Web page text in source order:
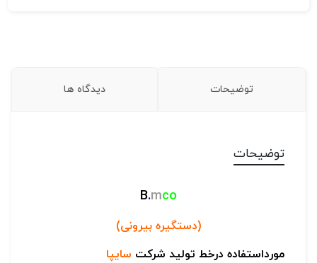
توضیحات دیدگاه ها
توضیحات
B.mco
(دستگیره بیرونی)
مورداستفاده درخط تولید شرکت سایپا